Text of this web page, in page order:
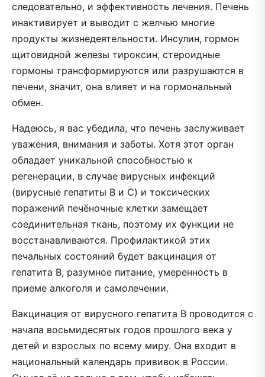
следовательно, и эффективность лечения. Печень
инактивирует и выводит с желчью многие
продукты жизнедеятельности. Инсулин, гормон
щитовидной железы тироксин, стероидные
гормоны трансформируются или разрушаются в
печени, значит, она влияет и на гормональный
обмен.
Надеюсь, я вас убедила, что печень заслуживает
уважения, внимания и заботы. Хотя этот орган
обладает уникальной способностью к
регенерации, в случае вирусных инфекций
(вирусные гепатиты B и C) и токсических
поражений печёночные клетки замещает
соединительная ткань, поэтому их функции не
восстанавливаются. Профилактикой этих
печальных состояний будет вакцинация от
гепатита B, разумное питание, умеренность в
приеме алкоголя и самолечении.
Вакцинация от вирусного гепатита B проводится с
начала восьмидесятых годов прошлого века у
детей и взрослых по всему миру. Она входит в
национальный календарь прививок в России.